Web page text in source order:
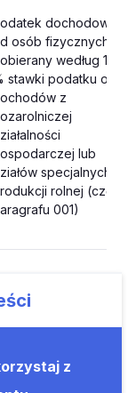
dochodowy
osób fizycznych
według 19
stawki podatku od
z
lub
specjalnych
rolnej (część
001)
z